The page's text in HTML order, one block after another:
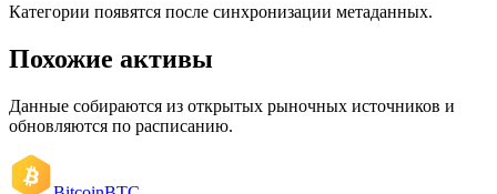
Категории появятся после синхронизации метаданных.
Похожие активы
Данные собираются из открытых рыночных источников и
обновляются по расписанию.